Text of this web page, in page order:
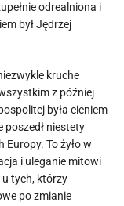
odrealniona i
był Jędrzej
kruche
z później
była cieniem
niestety
To żyło w
i uleganie mitowi
tych, którzy
po zmianie